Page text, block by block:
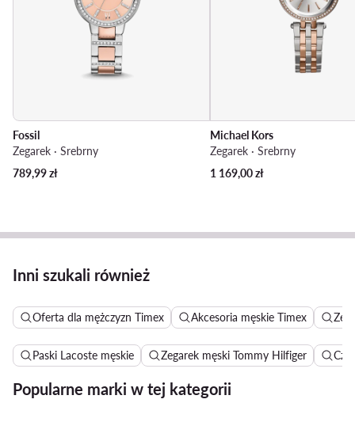
Fossil
Zegarek · Srebrny
789,99zł
Michael Kors
Zegarek · Srebrny
1 169,00zł
Inni szukali również
Oferta dla mężczyzn Timex Akcesoria męskie Timex
Paski Lacoste męskie Zegarek męski Tommy Hilfiger
Popularne marki w tej kategorii